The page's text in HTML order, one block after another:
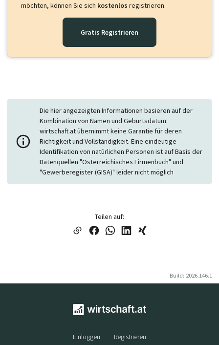
möchten, können Sie sich kostenlos registrieren.
Gratis Registrieren
Die hier angezeigten Informationen basieren auf der
Kombination von Namen und Geburtsdatum.
wirtschaft.at übernimmt keine Garantie für deren
Richtigkeit und Vollständigkeit. Eine eindeutige
Identifikation von natürlichen Personen ist auf Basis der
Datenquellen "Österreichisches Firmenbuch" und
"Gewerberegister (GISA)" leider nicht möglich
Teilen auf:
Build: 2026.146.1
Einloggen Registrieren